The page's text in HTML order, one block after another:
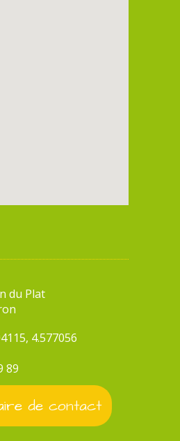
du Plat
4.577056
89
de contact